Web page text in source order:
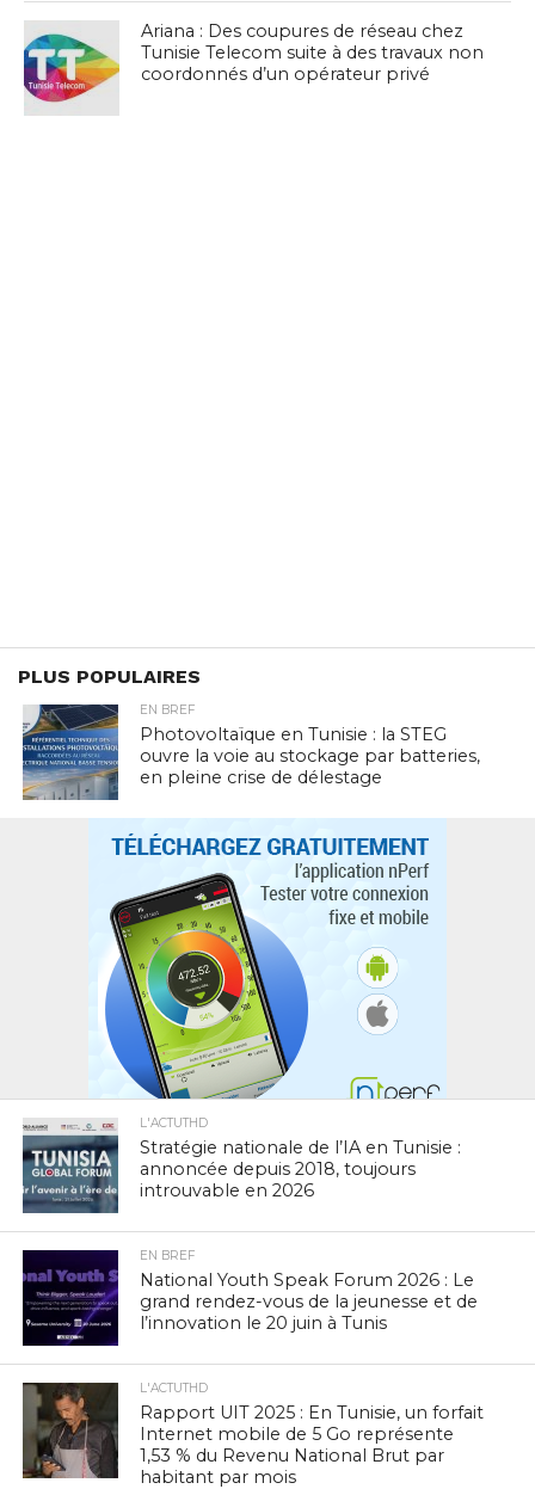
Ariana : Des coupures de réseau chez
Tunisie Telecom suite à des travaux non
coordonnés d’un opérateur privé
PLUS POPULAIRES
EN BREF
Photovoltaïque en Tunisie : la STEG
ouvre la voie au stockage par batteries,
en pleine crise de délestage
L'ACTUTHD
Stratégie nationale de l’IA en Tunisie :
annoncée depuis 2018, toujours
introuvable en 2026
EN BREF
National Youth Speak Forum 2026 : Le
grand rendez-vous de la jeunesse et de
l’innovation le 20 juin à Tunis
L'ACTUTHD
Rapport UIT 2025 : En Tunisie, un forfait
Internet mobile de 5 Go représente
1,53 % du Revenu National Brut par
habitant par mois